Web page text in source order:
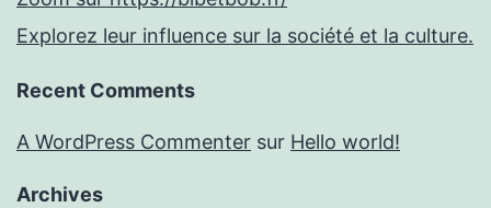
Explorez leur influence sur la société et la culture.
Recent Comments
A WordPress Commenter sur Hello world!
Archives